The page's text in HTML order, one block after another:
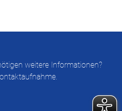
weitere Informationen?